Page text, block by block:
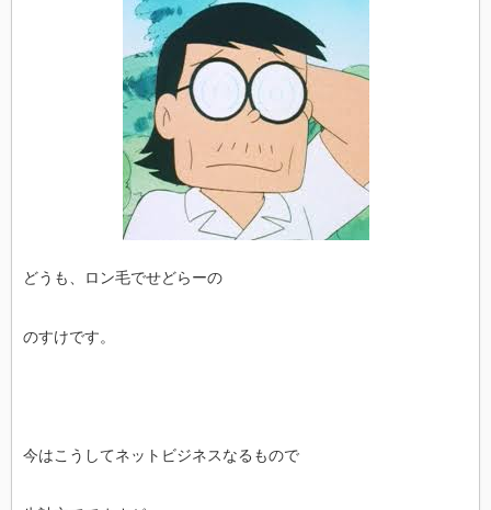
どうも、ロン毛でせどらーの
のすけです。
今はこうしてネットビジネスなるもので